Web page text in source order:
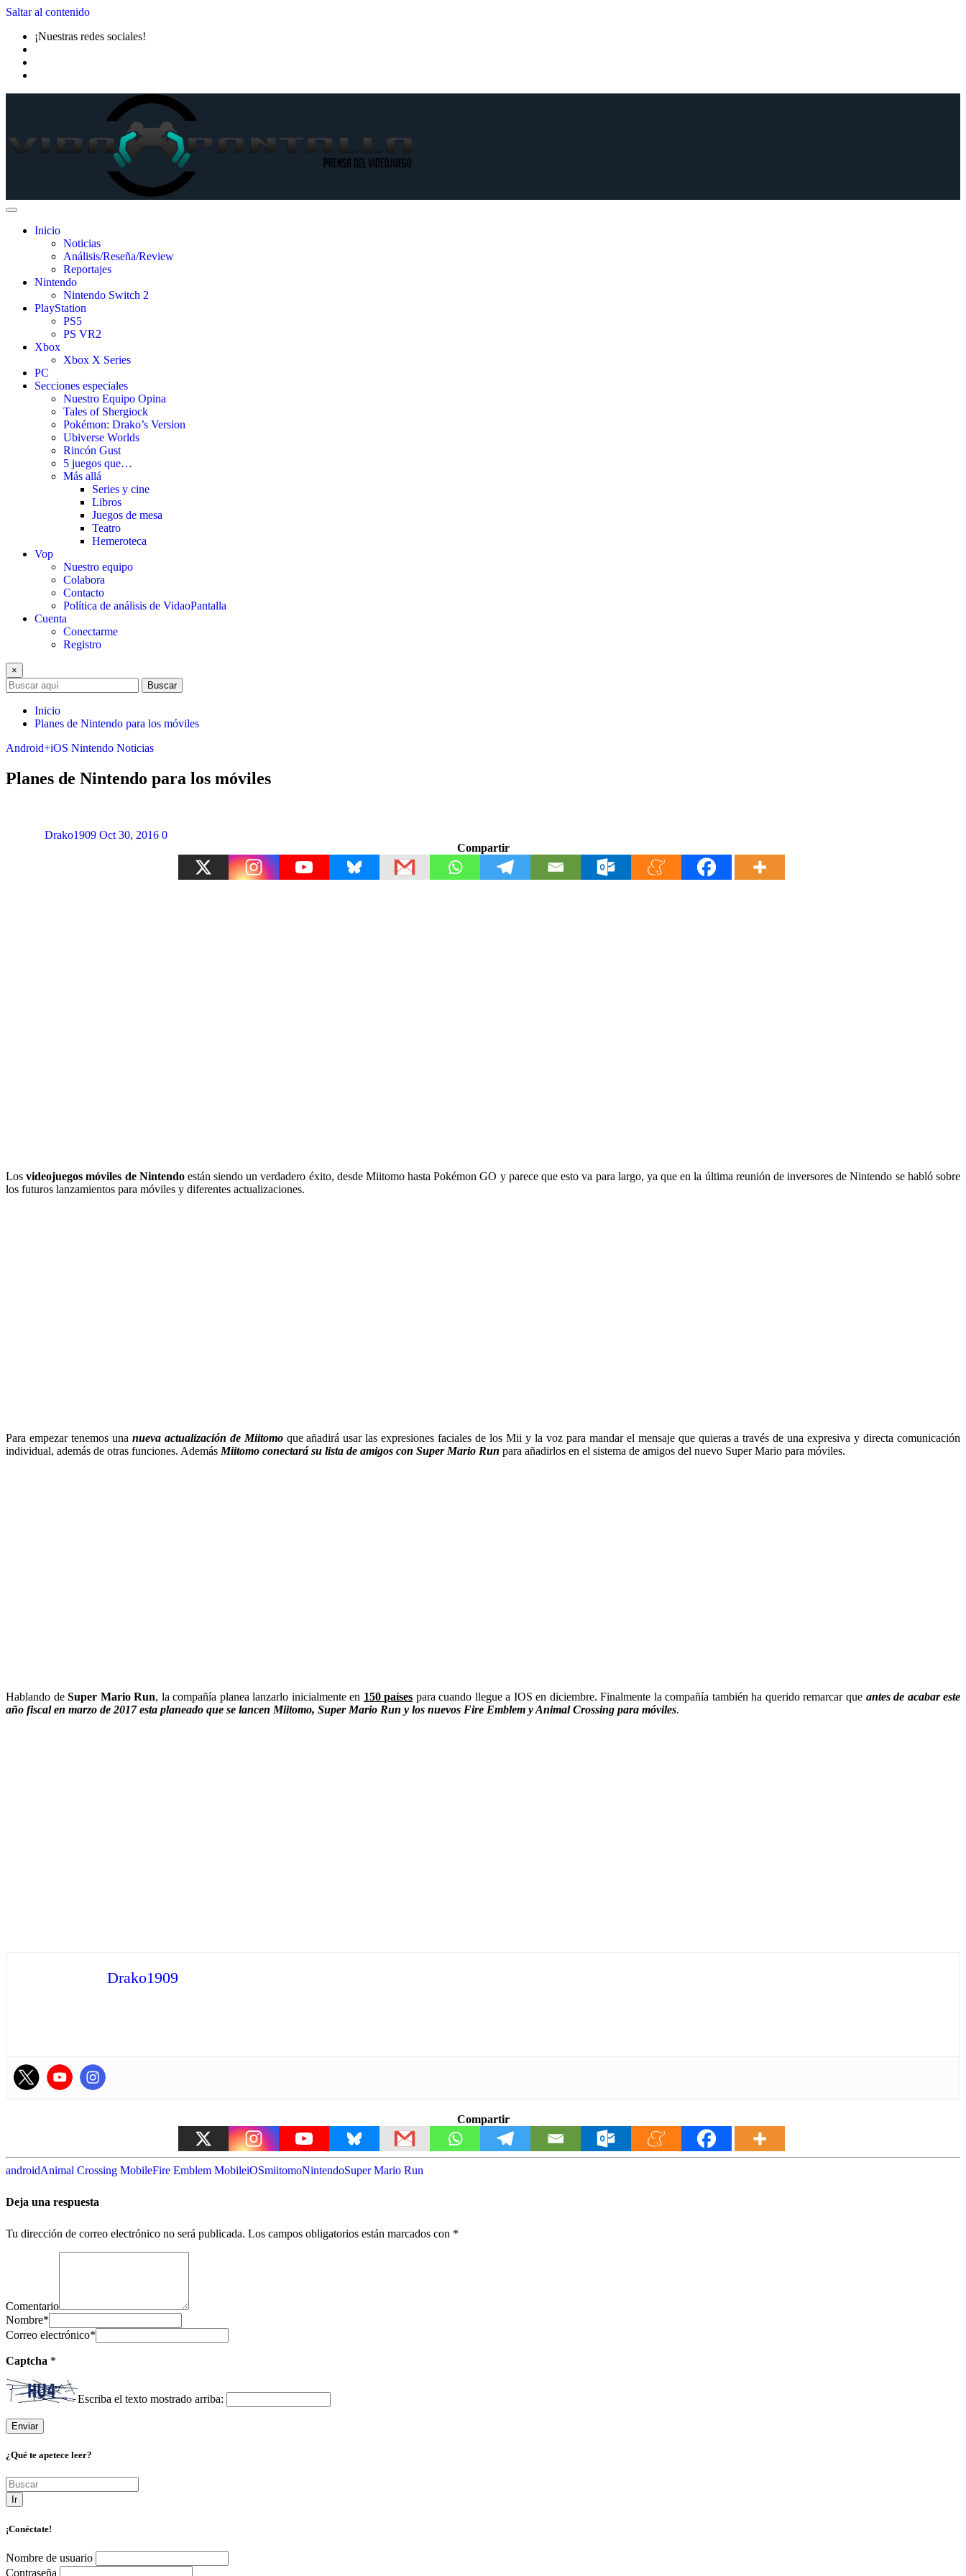
Saltar al contenido
¡Nuestras redes sociales!
Inicio
Noticias
Análisis/Reseña/Review
Reportajes
Nintendo
Nintendo Switch 2
PlayStation
PS5
PS VR2
Xbox
Xbox X Series
PC
Secciones especiales
Nuestro Equipo Opina
Tales of Shergiock
Pokémon: Drako’s Version
Ubiverse Worlds
Rincón Gust
5 juegos que…
Más allá
Series y cine
Libros
Juegos de mesa
Teatro
Hemeroteca
Vop
Nuestro equipo
Colabora
Contacto
Política de análisis de VidaoPantalla
Cuenta
Conectarme
Registro
×
Buscar
Inicio
Planes de Nintendo para los móviles
Android+iOS Nintendo Noticias
Planes de Nintendo para los móviles
Drako1909 Oct 30, 2016 0
Compartir
Losvideojuegos móviles de Nintendoestán siendo un verdadero éxito, desde Miitomo hasta Pokémon GO y parece que esto va para largo, ya que en la última reunión de inversores de Nintendo se habló sobre
los futuros lanzamientos para móviles y diferentes actualizaciones.
Para empezar tenemos una nueva actualización de Miitomoque añadirá usar las expresiones faciales de los Mii y la voz para mandar el mensaje que quieras a través de una expresiva y directa comunicación
individual, además de otras funciones. Además Miitomo conectará su lista de amigos con Super Mario Run para añadirlos en el sistema de amigos del nuevo Super Mario para móviles.
Hablando deSuper Mario Run, la compañía planea lanzarlo inicialmente en 150 países para cuando llegue a IOS en diciembre. Finalmente la compañía también ha querido remarcar que antes de acabar este
año fiscal en marzo de 2017 esta planeado que se lancen Miitomo, Super Mario Run y los nuevos Fire Emblem y Animal Crossing para móviles.
Drako1909
Compartir
androidAnimal Crossing MobileFire Emblem MobileiOSmiitomoNintendoSuper Mario Run
Deja una respuesta
Tu dirección de correo electrónico no será publicada. Los campos obligatorios están marcados con *
Comentario
Nombre*
Correo electrónico*
Captcha *
Escriba el texto mostrado arriba:
¿Qué te apetece leer?
Ir
¡Conéctate!
Nombre de usuario
Contraseña